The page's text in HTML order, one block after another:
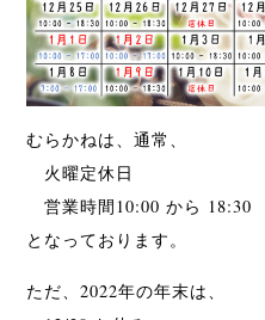
むらかねは、通常、
火曜定休日
営業時間10:00 から 18:30
となっております。
ただ、2022年の年末は、